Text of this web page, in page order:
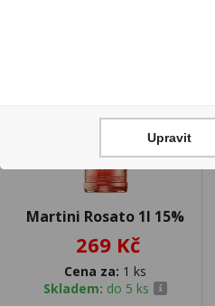
Martini Rosato 1l 15%
269 Kč
Cena za: 1 ks
Skladem: do 5 ks
Upravit